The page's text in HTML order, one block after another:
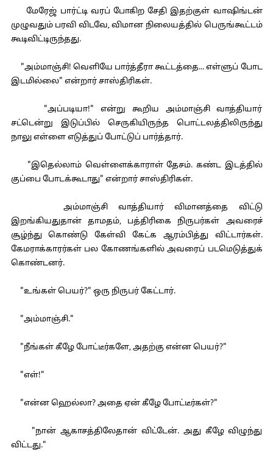
மேரேஜ் பார்ட்டி வரப் போகிற சேதி இதற்குள் வாஷிங்டன்
முழுவதும் பரவி விடவே, விமான நிலையத்தில் பெருங்கூட்டம்
கூடிவிட்டிருந்தது.
"அம்மாஞ்சி! வெளியே பார்த்தீரா கூட்டத்தை... எள்ளுப் போட
இடமில்லை" என்றார் சாஸ்திரிகள்.
"அப்படியா!" என்று கூறிய அம்மாஞ்சி வாத்தியார்
சட்டென்று இடுப்பில் செருகியிருந்த பொட்டலத்திலிருந்து
நாலு எள்ளை எடுத்துப் போட்டுப் பார்த்தார்.
"இதெல்லாம் வெள்ளைக்காராள் தேசம். கண்ட இடத்தில்
குப்பை போடக்கூடாது" என்றார் சாஸ்திரிகள்.
அம்மாஞ்சி வாத்தியார் விமானத்தை விட்டு
இறங்கியதுதான் தாமதம், பத்திரிகை நிருபர்கள் அவரைச்
சூழ்ந்து கொண்டு கேள்வி கேட்க ஆரம்பித்து விட்டார்கள்.
கேமராக்காரர்கள் பல கோணங்களில் அவரைப் படமெடுத்துக்
கொண்டனர்.
"உங்கள் பெயர்?" ஒரு நிருபர் கேட்டார்.
"அம்மாஞ்சி."
"நீங்கள் கீழே போட்டீர்களே, அதற்கு என்ன பெயர்?"
"எள்!"
"என்ன ஹெல்லா? அதை ஏன் கீழே போட்டீர்கள்?"
"நான் ஆகாசத்திலேதான் விட்டேன். அது கீழே விழுந்து
விட்டது."